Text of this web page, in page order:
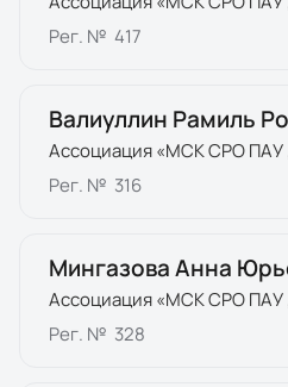
Рег. № 417
Валиуллин Рамиль
Ассоциация «МСК СРО ПАУ
Рег. № 316
Мингазова Анна
Ассоциация «МСК СРО ПАУ
Рег. № 328